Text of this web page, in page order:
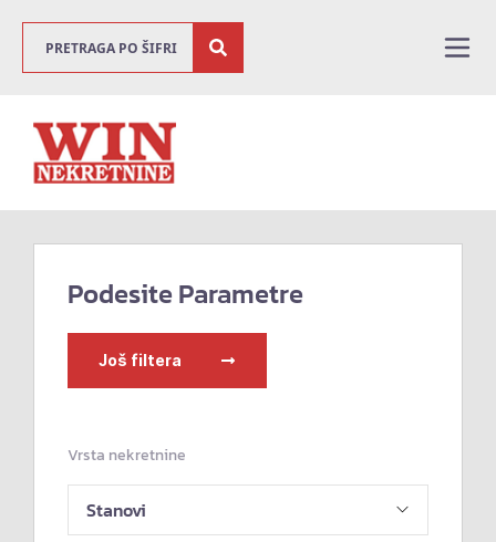
Podesite Parametre
Još filtera
Vrsta nekretnine